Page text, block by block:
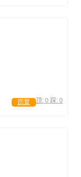
顶: 0 踩: 0
回复